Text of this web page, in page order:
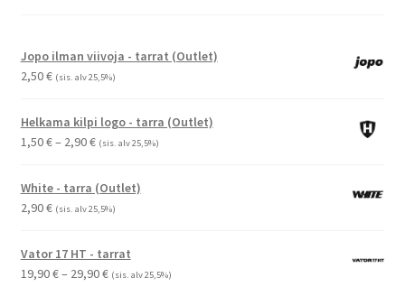
Jopo ilman viivoja - tarrat (Outlet)
2,50€ (sis. alv 25,5%)
Helkama kilpi logo - tarra (Outlet)
1,50€– 2,90€Hintaluokka:
-
2,90 €
(sis. alv 25,5%)
White - tarra (Outlet)
2,90€ (sis. alv 25,5%)
Vator 17 HT - tarrat
19,90€– 29,90€Hintaluokka:
(sis. alv 25,5%)